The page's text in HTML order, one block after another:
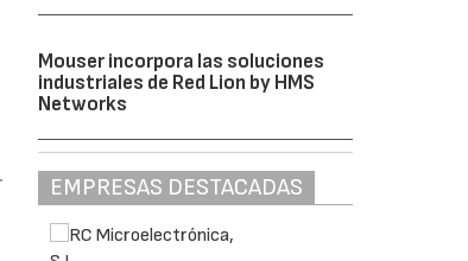
Mouser incorpora las soluciones
industriales de Red Lion by HMS
Networks
EMPRESAS DESTACADAS